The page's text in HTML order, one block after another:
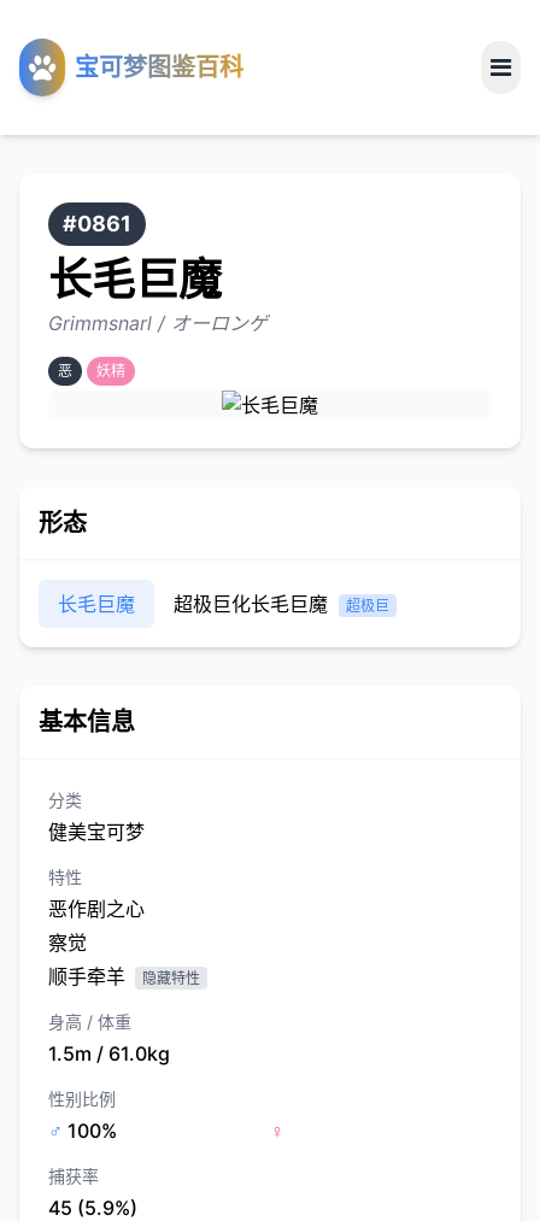
宝可梦图鉴百科
工具
关于
#0861
长毛巨魔
Grimmsnarl / オーロンゲ
恶 妖精
形态
长毛巨魔 超极巨化长毛巨魔 超极巨
基本信息
分类
健美宝可梦
特性
恶作剧之心
察觉
顺手牵羊
隐藏特性
身高 / 体重
1.5m / 61.0kg
性别比例
♂ 100% ♀
捕获率
45 (5.9%)